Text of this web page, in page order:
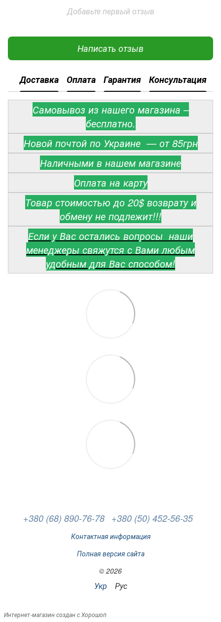
Добавьте первый отзыв
Написать отзыв
Доставка Оплата Гарантия Консультация
Самовывоз из нашего магазина –
бесплатно.
Новой почтой по Украине — от 85грн
Наличными в нашем магазине
Оплата на карту
Товар стоимостью до 20$ возврату и
обмену не подлежит!!!
Если у Вас остались вопросы наши
менеджеры свяжутся с Вами любым
удобным для Вас способом!
+380 (68) 890-76-78 +380 (50) 452-56-35
Контактная информация
Полная версия сайта
© 2026
Укр Рус
Интернет-магазин создан с Хорошоп